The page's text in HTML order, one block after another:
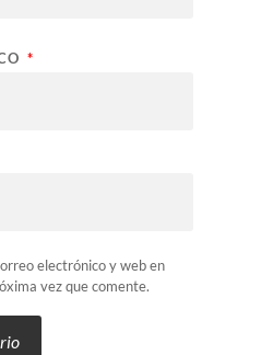
*
electrónico y web en
vez que comente.